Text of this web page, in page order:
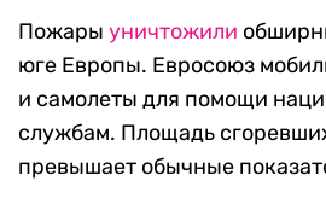
Пожары уничтожили
юге Европы. Евросоюз
и самолеты для помощи
службам. Площадь
превышает обычные